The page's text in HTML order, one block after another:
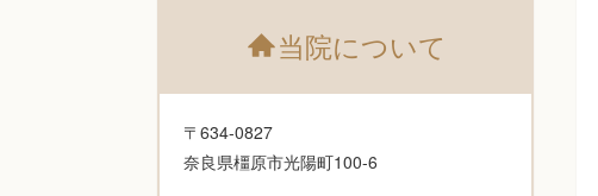
当院について
〒634-0827
奈良県橿原市光陽町100-6